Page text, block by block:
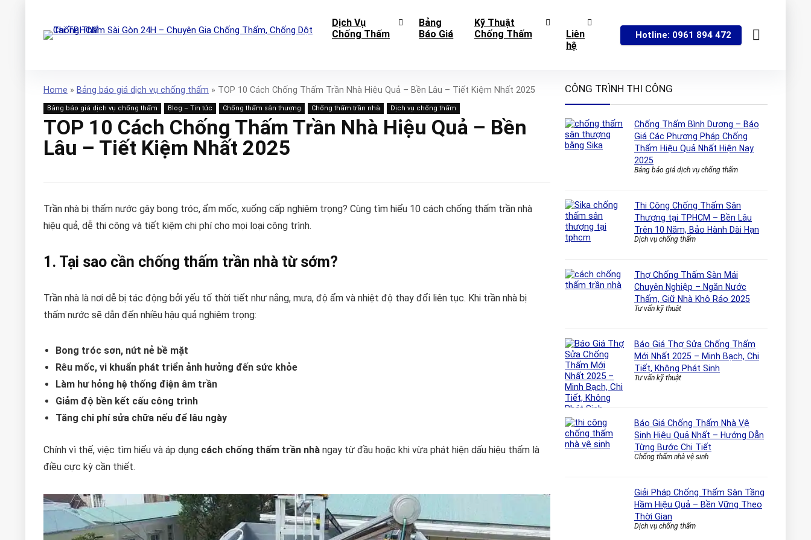
Dịch Vụ
Chống Thấm
Bảng
Báo Giá
Kỹ Thuật
Chống Thấm
Liên
hệ
Hotline: 0961 894 472
Home » Bảng báo giá dịch vụ chống thấm » TOP 10 Cách Chống Thấm Trần Nhà Hiệu Quả – Bền Lâu – Tiết Kiệm Nhất 2025
Bảng báo giá dịch vụ chống thấm Blog – Tin tức Chống thấm sân thượng Chống thấm trần nhà Dịch vụ chống thấm
TOP 10 Cách Chống Thấm Trần Nhà Hiệu Quả – Bền
Lâu – Tiết Kiệm Nhất 2025
Trần nhà bị thấm nước gây bong tróc, ẩm mốc, xuống cấp nghiêm trọng? Cùng tìm hiểu 10 cách chống thấm trần nhà
hiệu quả, dễ thi công và tiết kiệm chi phí cho mọi loại công trình.
1. Tại sao cần chống thấm trần nhà từ sớm?
Trần nhà là nơi dễ bị tác động bởi yếu tố thời tiết như nắng, mưa, độ ẩm và nhiệt độ thay đổi liên tục. Khi trần nhà bị
thấm nước sẽ dẫn đến nhiều hậu quả nghiêm trọng:
Bong tróc sơn, nứt nẻ bề mặt
Rêu mốc, vi khuẩn phát triển ảnh hưởng đến sức khỏe
Làm hư hỏng hệ thống điện âm trần
Giảm độ bền kết cấu công trình
Tăng chi phí sửa chữa nếu để lâu ngày
Chính vì thế, việc tìm hiểu và áp dụng cách chống thấm trần nhà ngay từ đầu hoặc khi vừa phát hiện dấu hiệu thấm là
điều cực kỳ cần thiết.
CÔNG TRÌNH THI CÔNG
Chống Thấm Bình Dương – Báo
Giá Các Phương Pháp Chống
Thấm Hiệu Quả Nhất Hiện Nay
2025
Bảng báo giá dịch vụ chống thấm
Thi Công Chống Thấm Sân
Thượng tại TPHCM – Bền Lâu
Trên 10 Năm, Bảo Hành Dài Hạn
Dịch vụ chống thấm
Thợ Chống Thấm Sàn Mái
Chuyên Nghiệp – Ngăn Nước
Thấm, Giữ Nhà Khô Ráo 2025
Tư vấn kỹ thuật
Báo Giá Thợ Sửa Chống Thấm
Mới Nhất 2025 – Minh Bạch, Chi
Tiết, Không Phát Sinh
Tư vấn kỹ thuật
Báo Giá Chống Thấm Nhà Vệ
Sinh Hiệu Quả Nhất – Hướng Dẫn
Từng Bước Chi Tiết
Chống thấm nhà vệ sinh
Giải Pháp Chống Thấm Sàn Tầng
Hầm Hiệu Quả – Bền Vững Theo
Thời Gian
Dịch vụ chống thấm